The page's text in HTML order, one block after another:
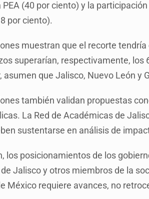
PEA (40 por ciento) y la
por ciento).
muestran que el recorte
superarían, respectivamente, los
asumen que Jalisco, Nuevo León y
también validan propuestas
La Red de Académicas de
sustentarse en análisis de
los posicionamientos de los
Jalisco y otros miembros de la
México requiere avances, no